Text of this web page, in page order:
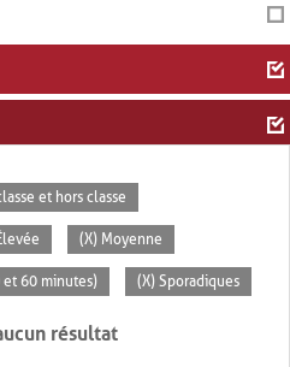
et hors classe
(X) Moyenne
et 60 minutes) (X) Sporadiques
résultat